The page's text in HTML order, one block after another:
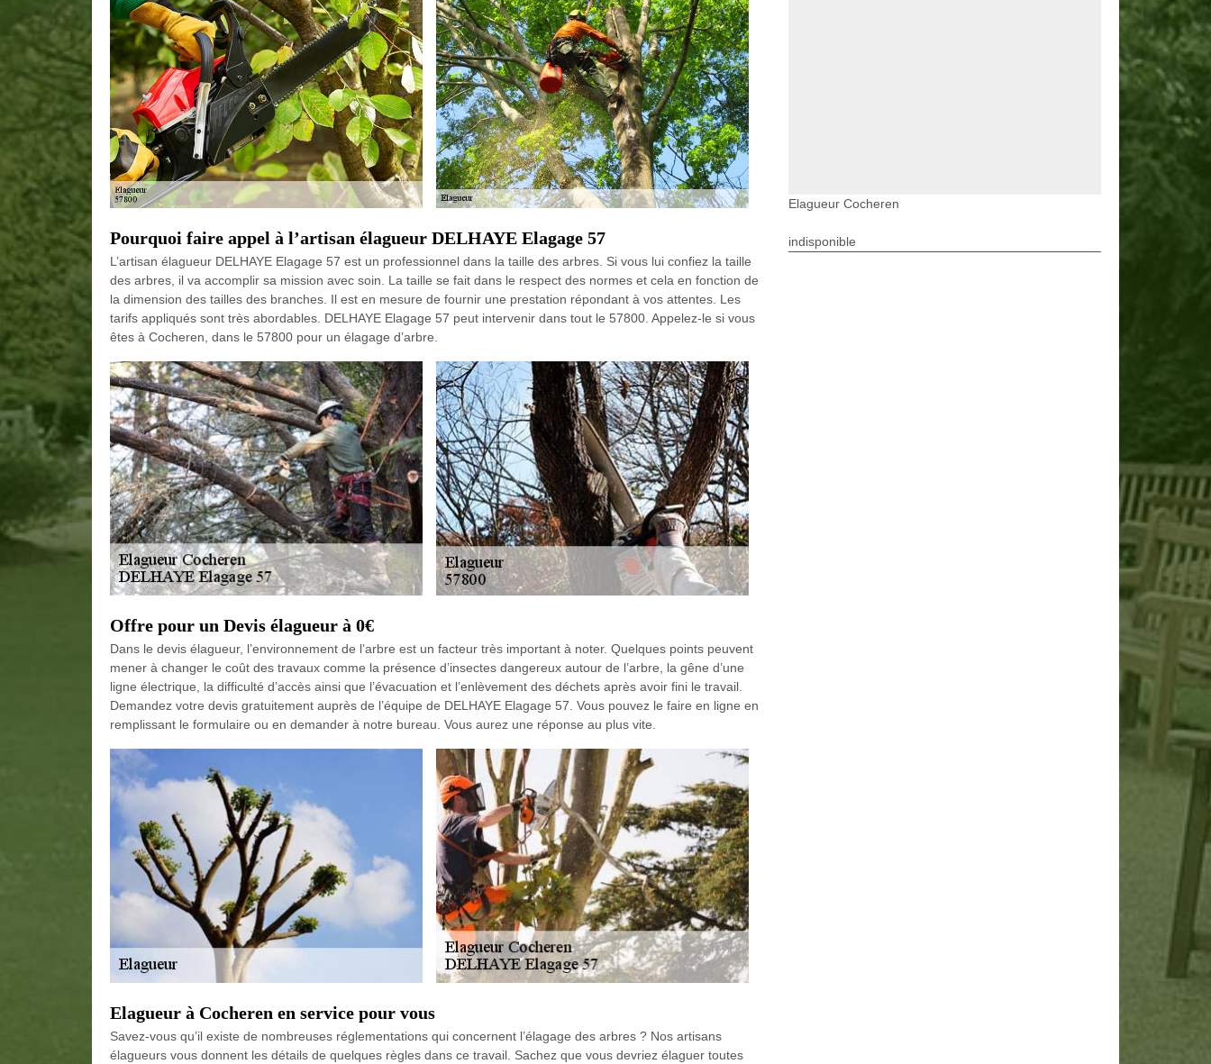
Pourquoi faire appel à l’artisan élagueur DELHAYE Elagage 57
L’artisan élagueur DELHAYE Elagage 57 est un professionnel dans la taille des arbres. Si vous lui confiez la taille
des arbres, il va accomplir sa mission avec soin. La taille se fait dans le respect des normes et cela en fonction de
la dimension des tailles des branches. Il est en mesure de fournir une prestation répondant à vos attentes. Les
tarifs appliqués sont très abordables. DELHAYE Elagage 57 peut intervenir dans tout le 57800. Appelez-le si vous
êtes à Cocheren, dans le 57800 pour un élagage d’arbre.
Offre pour un Devis élagueur à 0€
Dans le devis élagueur, l’environnement de l’arbre est un facteur très important à noter. Quelques points peuvent
mener à changer le coût des travaux comme la présence d’insectes dangereux autour de l’arbre, la gêne d’une
ligne électrique, la difficulté d’accès ainsi que l’évacuation et l’enlèvement des déchets après avoir fini le travail.
Demandez votre devis gratuitement auprès de l’équipe de DELHAYE Elagage 57. Vous pouvez le faire en ligne en
remplissant le formulaire ou en demander à notre bureau. Vous aurez une réponse au plus vite.
Elagueur à Cocheren en service pour vous
Savez-vous qu’il existe de nombreuses réglementations qui concernent l’élagage des arbres ? Nos artisans
élagueurs vous donnent les détails de quelques règles dans ce travail. Sachez que vous devriez élaguer toutes
Elagueur Cocheren
indisponible